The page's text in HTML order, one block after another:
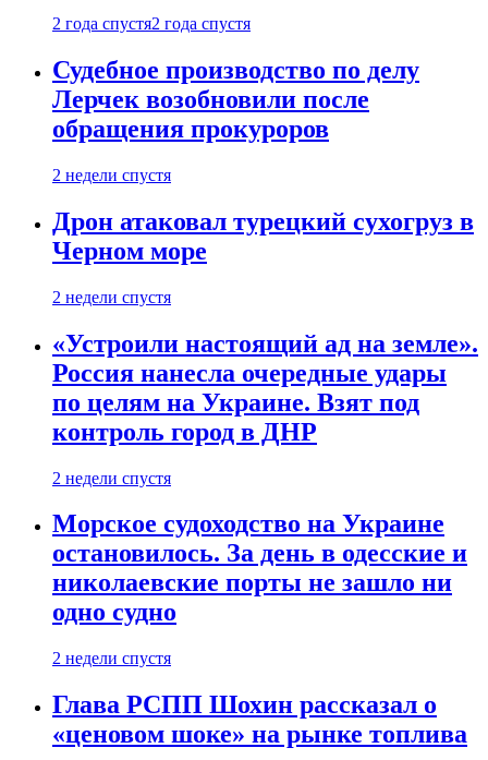
2 года спустя2 года спустя
Судебное производство по делу
Лерчек возобновили после
обращения прокуроров
2 недели спустя
Дрон атаковал турецкий сухогруз в
Черном море
2 недели спустя
«Устроили настоящий ад на земле».
Россия нанесла очередные удары
по целям на Украине. Взят под
контроль город в ДНР
2 недели спустя
Морское судоходство на Украине
остановилось. За день в одесские и
николаевские порты не зашло ни
одно судно
2 недели спустя
Глава РСПП Шохин рассказал о
«ценовом шоке» на рынке топлива